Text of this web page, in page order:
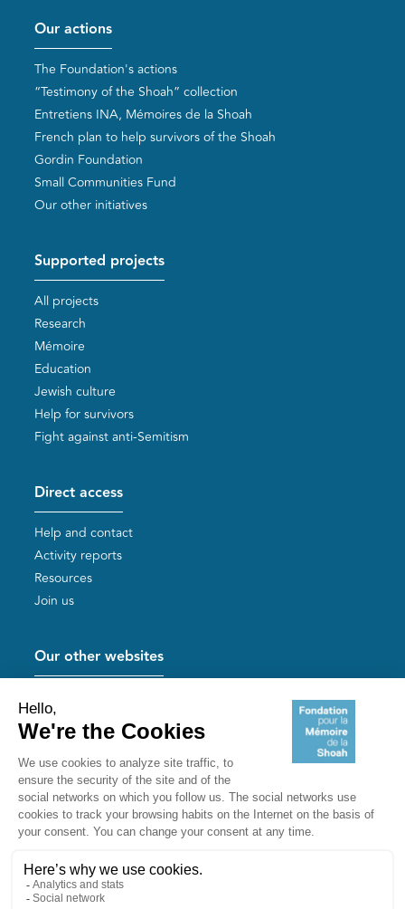
Pied de page
Our actions
The Foundation's actions
“Testimony of the Shoah” collection
Entretiens INA, Mémoires de la Shoah
French plan to help survivors of the Shoah
Gordin Foundation
Small Communities Fund
Our other initiatives
Supported projects
All projects
Research
Mémoire
Education
Jewish culture
Help for survivors
Fight against anti-Semitism
Direct access
Help and contact
Activity reports
Resources
Join us
Our other websites
Mémoires vives
Useful links
Shoah Memorial
The Milles camp
Akadem
mahJ